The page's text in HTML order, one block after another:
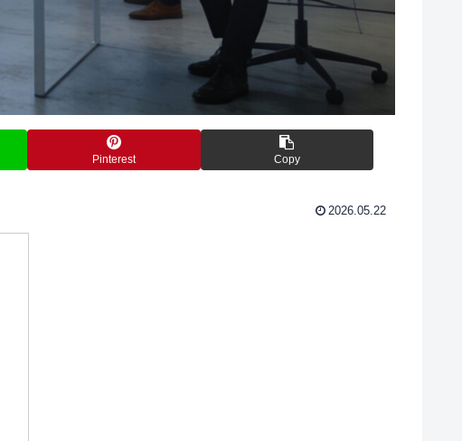
Pinterest Copy
2026.05.22